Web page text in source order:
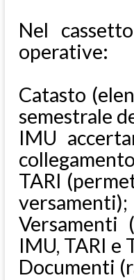
Nel
operative:
Catasto
semestrale
IMU
TARI
versamenti);
IMU, TARI e
Documenti